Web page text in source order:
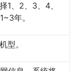
1、2、3、4、
年。
型。